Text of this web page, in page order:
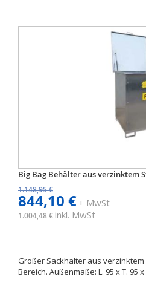
Big Bag Behälter aus verzinktem
1.148,95 €
844,10 €+ MwSt
1.004,48 € inkl. MwSt
Großer Sackhalter aus
Bereich. Außenmaße: L. 95 x T. 95